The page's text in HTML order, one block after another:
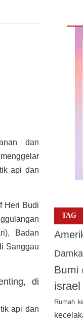
dan
api dan
Heri Budi
Badan
Sanggau
di
api dan
TAG
Bumi
israel
Rumah